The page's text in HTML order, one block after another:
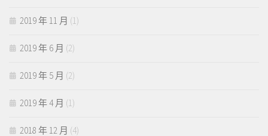
2019 年 11 月 (1)
2019 年 6 月 (2)
2019 年 5 月 (2)
2019 年 4 月 (1)
2018 年 12 月 (4)